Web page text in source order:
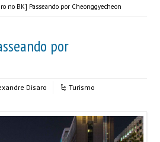
no BK] Passeando por Cheonggyecheon
por
Disaro Turismo